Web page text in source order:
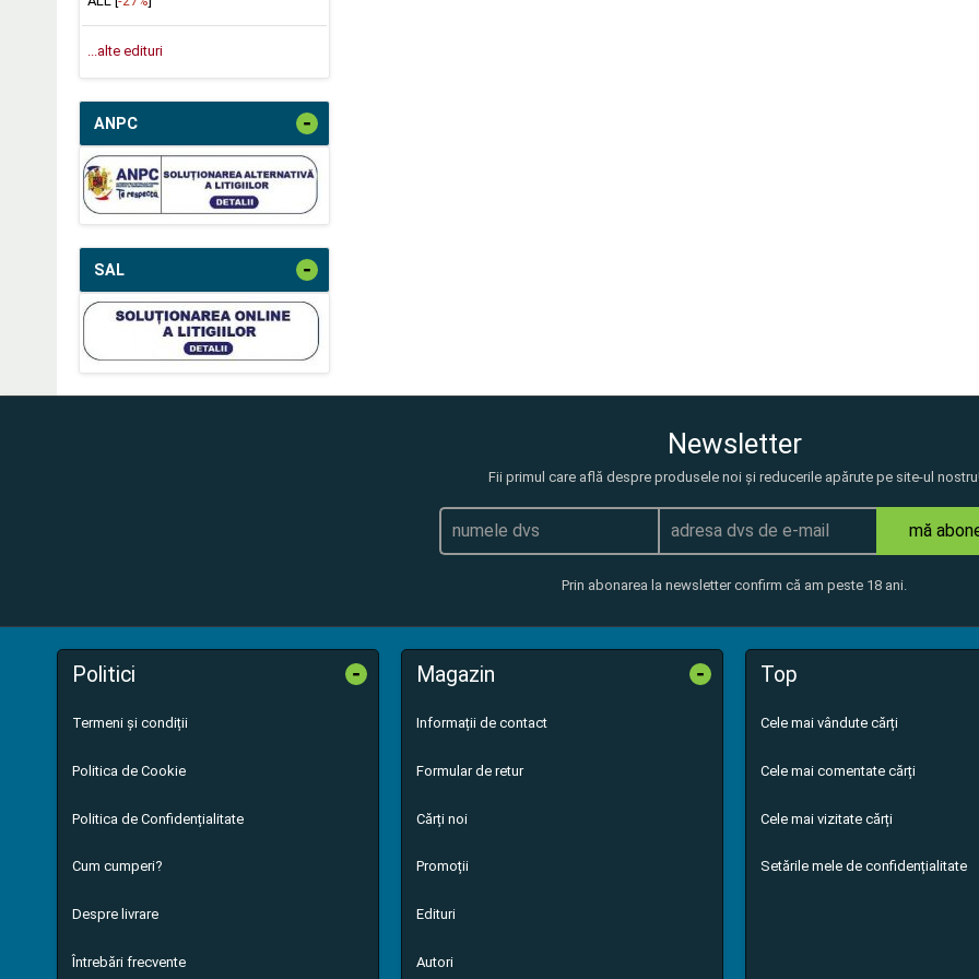
...alte edituri
ANPC -
SAL -
Newsletter
Fii primul care află despre produsele noi și reducerile apărute pe site-ul
mă
Prin abonarea la newsletter confirm că am peste 18 ani.
Politici -
Termeni și condiții
Politica de Cookie
Politica de Confidențialitate
Cum cumperi?
Despre livrare
Întrebări frecvente
Magazin -
Informații de contact
Formular de retur
Cărți noi
Promoții
Edituri
Autori
Top
Cele mai vândute cărți
Cele mai comentate cărți
Cele mai vizitate cărți
Setările mele de confidențialitate